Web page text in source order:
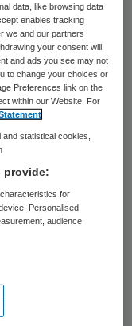
procent per
dementie
en
hen goede
bieden,
zetten.
om met
Verenso,
data, like browsing data
enables tracking
we and our partners
your consent will
and ads you see may not
to change your choices or
Preferences link on the
within our Website. For
statistical cookies,
provide:
for
Personalised
audience